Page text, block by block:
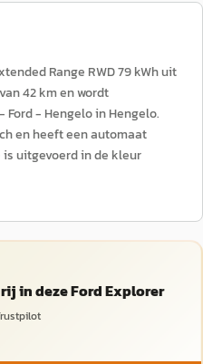
Range RWD 79 kWh uit
42 km en wordt
Ford - Hengelo in Hengelo.
en heeft een automaat
uitgevoerd in de kleur
in deze Ford Explorer